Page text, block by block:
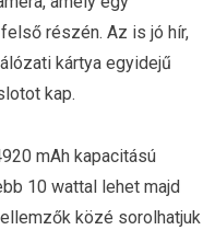
részén. Az is jó hír,
kártya egyidejű
kap.
mAh kapacitású
10 wattal lehet majd
közé sorolhatjuk